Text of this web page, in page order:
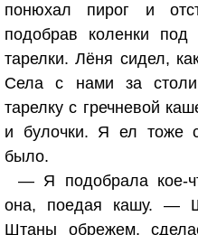
понюхал пирог и
подобрав коленки
тарелки. Лёня сидел,
Села с нами за
тарелку с гречневой
и булочки. Я ел тоже
было.
— Я подобрала кое-
она, поедая кашу. —
Штаны обрежем,